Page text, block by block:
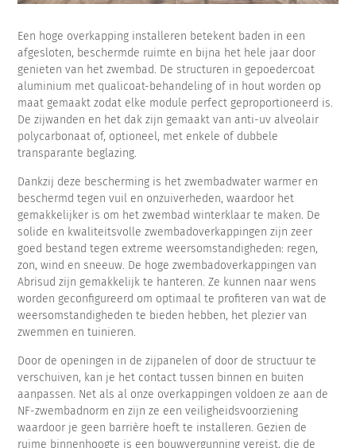
Een hoge overkapping installeren betekent baden in een
afgesloten, beschermde ruimte en bijna het hele jaar door
genieten van het zwembad. De structuren in gepoedercoat
aluminium met qualicoat-behandeling of in hout worden op
maat gemaakt zodat elke module perfect geproportioneerd is.
De zijwanden en het dak zijn gemaakt van anti-uv alveolair
polycarbonaat of, optioneel, met enkele of dubbele
transparante beglazing.
Dankzij deze bescherming is het zwembadwater warmer en
beschermd tegen vuil en onzuiverheden, waardoor het
gemakkelijker is om het zwembad winterklaar te maken. De
solide en kwaliteitsvolle zwembadoverkappingen zijn zeer
goed bestand tegen extreme weersomstandigheden: regen,
zon, wind en sneeuw. De hoge zwembadoverkappingen van
Abrisud zijn gemakkelijk te hanteren. Ze kunnen naar wens
worden geconfigureerd om optimaal te profiteren van wat de
weersomstandigheden te bieden hebben, het plezier van
zwemmen en tuinieren.
Door de openingen in de zijpanelen of door de structuur te
verschuiven, kan je het contact tussen binnen en buiten
aanpassen. Net als al onze overkappingen voldoen ze aan de
NF-zwembadnorm en zijn ze een veiligheidsvoorziening
waardoor je geen barrière hoeft te installeren. Gezien de
ruime binnenhoogte is een bouwvergunning vereist, die de